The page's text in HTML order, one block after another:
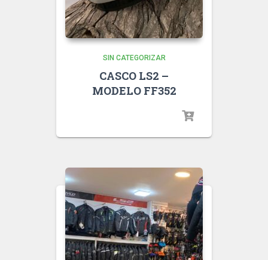
SIN CATEGORIZAR
CASCO LS2 –
MODELO FF352